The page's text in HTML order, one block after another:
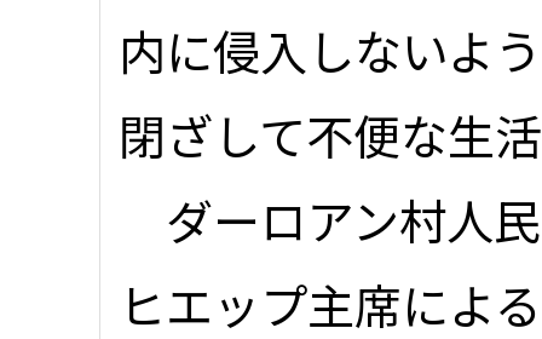
内に侵入しないよ
閉ざして不便な生
ダーロアン村人
ヒエップ主席によ